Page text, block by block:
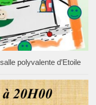
polyvalente d’Etoile